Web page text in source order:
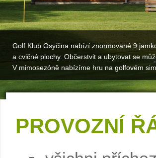
Golf Klub Osyčina nabízí znormované 9
a cvičné plochy. Občerstvit a ubytovat se
V mimosezóně nabízíme hru na golfovém
PROVOZNÍ